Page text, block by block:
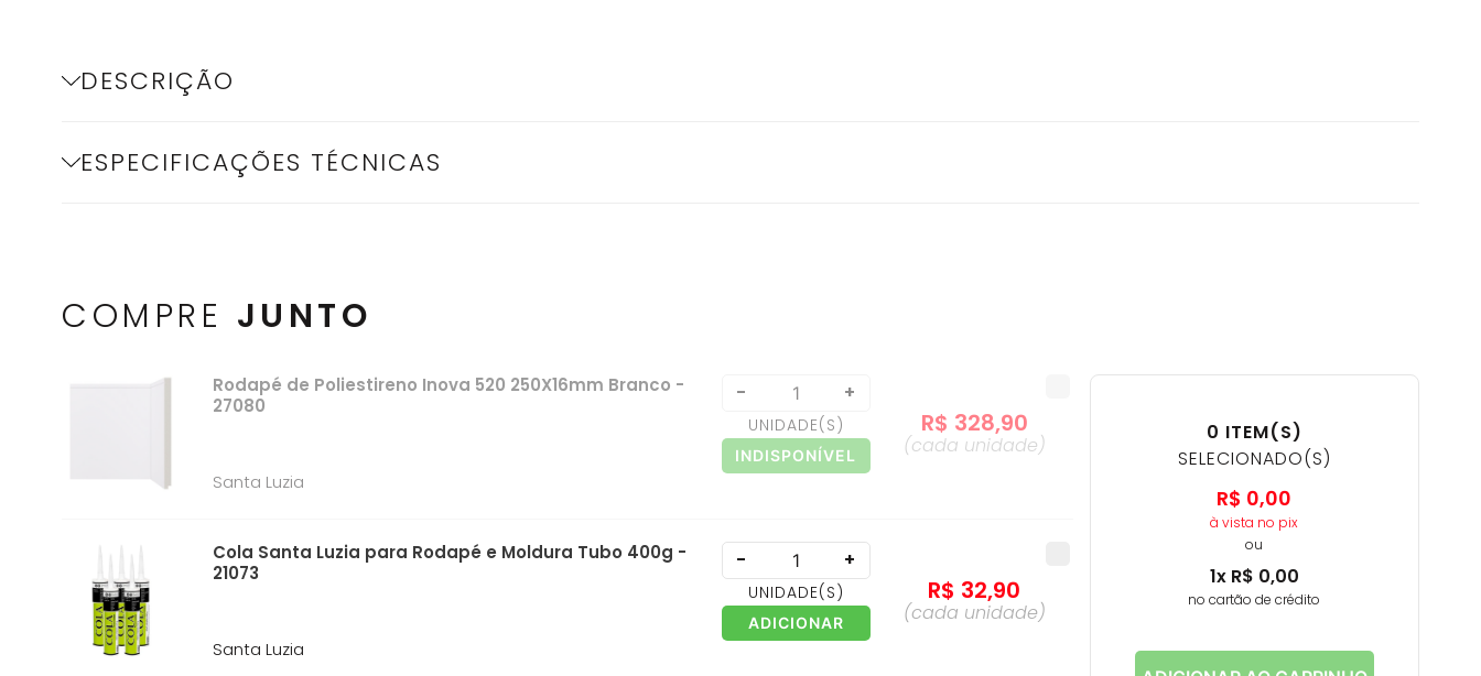
DESCRIÇÃO
ESPECIFICAÇÕES TÉCNICAS
COMPRE JUNTO
Rodapé de Poliestireno Inova 520 250X16mm Branco -
27080
Santa Luzia
- +
UNIDADE(S)
INDISPONÍVEL
R$ 328,90
(cada unidade)
Cola Santa Luzia para Rodapé e Moldura Tubo 400g -
21073
Santa Luzia
- +
UNIDADE(S)
ADICIONAR
R$ 32,90
(cada unidade)
0 ITEM(S)
SELECIONADO(S)
R$ 0,00
à vista no pix
ou
1x R$ 0,00
no cartão de crédito